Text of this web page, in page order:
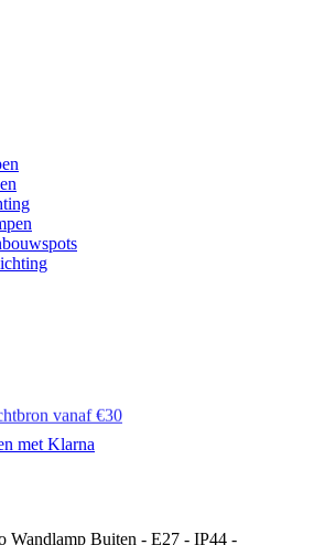
vanaf €30
met Klarna
Wandlamp Buiten - E27 - IP44 -